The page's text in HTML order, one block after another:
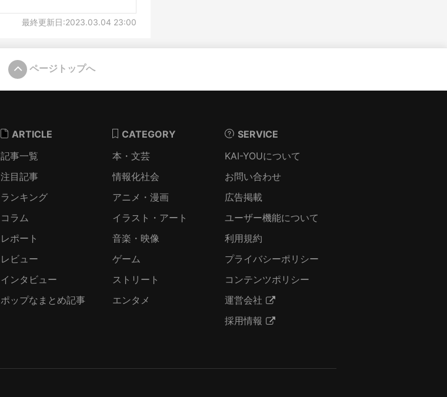
最終更新日:2023.03.04 23:00
ページトップへ
ARTICLE
記事一覧
注目記事
ランキング
コラム
レポート
レビュー
インタビュー
ポップなまとめ記事
CATEGORY
本・文芸
情報化社会
アニメ・漫画
イラスト・アート
音楽・映像
ゲーム
ストリート
エンタメ
SERVICE
KAI-YOUについて
お問い合わせ
広告掲載
ユーザー機能について
利用規約
プライバシーポリシー
コンテンツポリシー
運営会社
採用情報